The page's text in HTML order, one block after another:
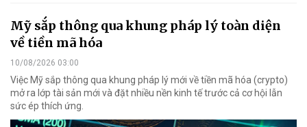
Mỹ sắp thông qua khung pháp lý toàn diện
về tiền mã hóa
10/08/2026 03:00
Việc Mỹ sắp thông qua khung pháp lý mới về tiền mã hóa (crypto)
mở ra lớp tài sản mới và đặt nhiều nền kinh tế trước cả cơ hội lẫn
sức ép thích ứng.